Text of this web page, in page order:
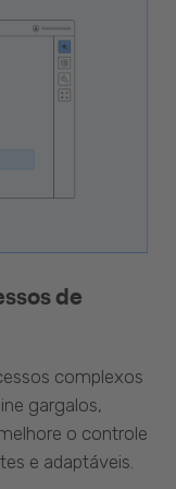
de
complexos
gargalos,
o controle
e adaptáveis.